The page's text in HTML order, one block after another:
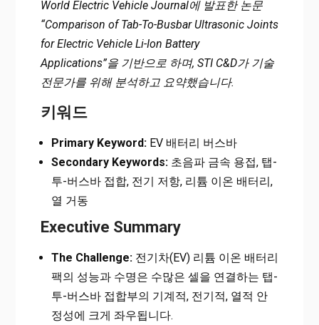
World Electric Vehicle Journal에 발표한 논문
“Comparison of Tab-To-Busbar Ultrasonic Joints
for Electric Vehicle Li-Ion Battery
Applications”을 기반으로 하며, STI C&D가 기술
전문가를 위해 분석하고 요약했습니다.
키워드
Primary Keyword:EV 배터리 버스바
Secondary Keywords:초음파 금속 용접, 탭-
투-버스바 접합, 전기 저항, 리튬 이온 배터리,
열 거동
Executive Summary
The Challenge:전기차(EV) 리튬 이온 배터리
팩의 성능과 수명은 수많은 셀을 연결하는 탭-
투-버스바 접합부의 기계적, 전기적, 열적 안
정성에 크게 좌우됩니다.